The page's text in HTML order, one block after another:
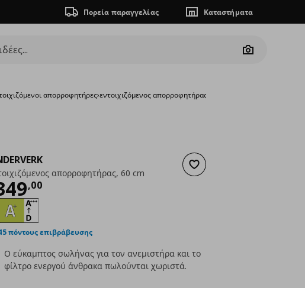
Πορεία παραγγελίας Καταστήματα
Camera
απορροφητήρες›εντοιχιζόμενος απορροφητήρας, 60 cm
Προσθήκη στα αγαπημένα
απορροφητήρας, 60 cm
,00 τιμή
πόντους επιβράβευσης
Ο εύκαμπτος σωλήνας για τον ανεμιστήρα και το
φίλτρο ενεργού άνθρακα πωλούνται χωριστά.